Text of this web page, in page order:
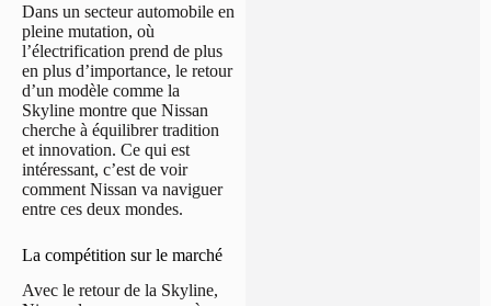
Dans un secteur automobile en
pleine mutation, où
l’électrification prend de plus
en plus d’importance, le retour
d’un modèle comme la
Skyline montre que Nissan
cherche à équilibrer tradition
et innovation. Ce qui est
intéressant, c’est de voir
comment Nissan va naviguer
entre ces deux mondes.
La compétition sur le marché
Avec le retour de la Skyline,